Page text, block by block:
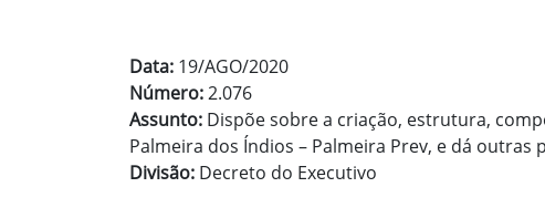
Data: 19/AGO/2020
Número:2.076
Assunto: Dispõe sobre a criação, estrutura,
Palmeira dos Índios – Palmeira Prev, e dá outras
Divisão: Decreto do Executivo